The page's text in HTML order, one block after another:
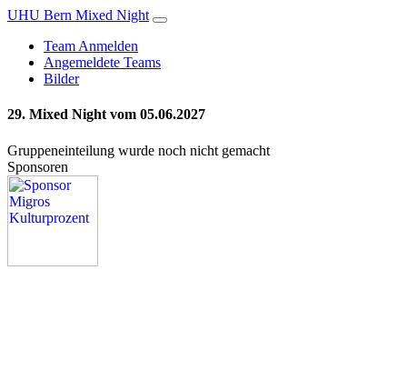
UHU Bern Mixed Night
Team Anmelden
Angemeldete Teams
Bilder
29. Mixed Night vom 05.06.2027
Gruppeneinteilung wurde noch nicht gemacht
Sponsoren